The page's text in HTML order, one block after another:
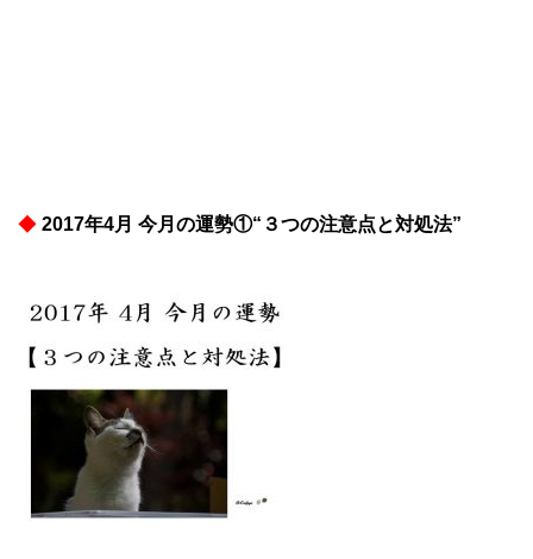
◆ 2017年4月 今月の運勢①“３つの注意点と対処法”